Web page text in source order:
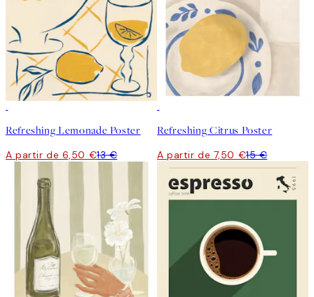
Refreshing Lemonade Poster
A partir de 6,50 €13 €
Refreshing Citrus Poster
A partir de 7,50 €15 €